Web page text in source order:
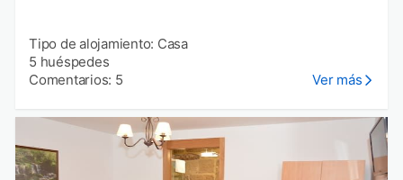
Tipo de alojamiento: Casa
5 huéspedes
Comentarios: 5
Ver más